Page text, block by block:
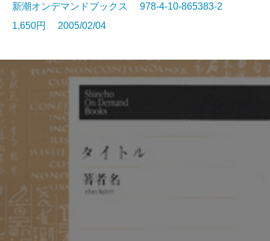
新潮オンデマンドブックス 978-4-10-865383-2
1,650円 2005/02/04